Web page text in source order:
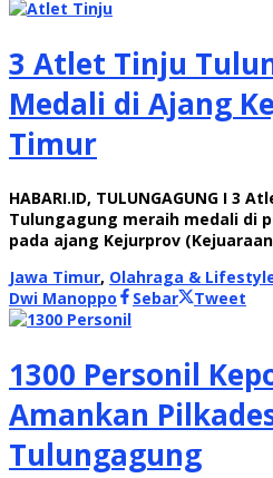
3 Atlet Tinju
Medali di Ajang
Timur
HABARI.ID, TULUNGAGUNG I 3
Tulungagung meraih medali di
pada ajang Kejurprov
Jawa Timur, Olahraga &
Dwi Manoppo
Sebar Tweet
1300 Personil
Amankan
Tulungagung